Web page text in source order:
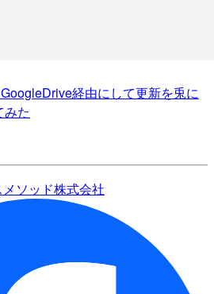
経由にして更新を兎に
た
メソッド株式会社